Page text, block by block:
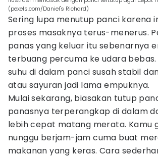
(pexels.com/Daniel's Richard)
Sering lupa menutup panci karena
proses masaknya terus-menerus.
panas yang keluar itu sebenarnya
terbuang percuma ke udara
suhu di dalam panci susah stabil
atau sayuran jadi lama empuknya.
Mulai sekarang, biasakan tutup
panasnya terperangkap di dalam
lebih cepat matang merata. Kamu
nunggu berjam-jam cuma buat
makanan yang keras. Cara